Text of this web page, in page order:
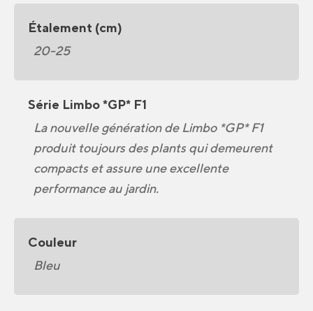
Étalement (cm)
20-25
Série Limbo *GP* F1
La nouvelle génération de Limbo *GP* F1
produit toujours des plants qui demeurent
compacts et assure une excellente
performance au jardin.
Couleur
Bleu